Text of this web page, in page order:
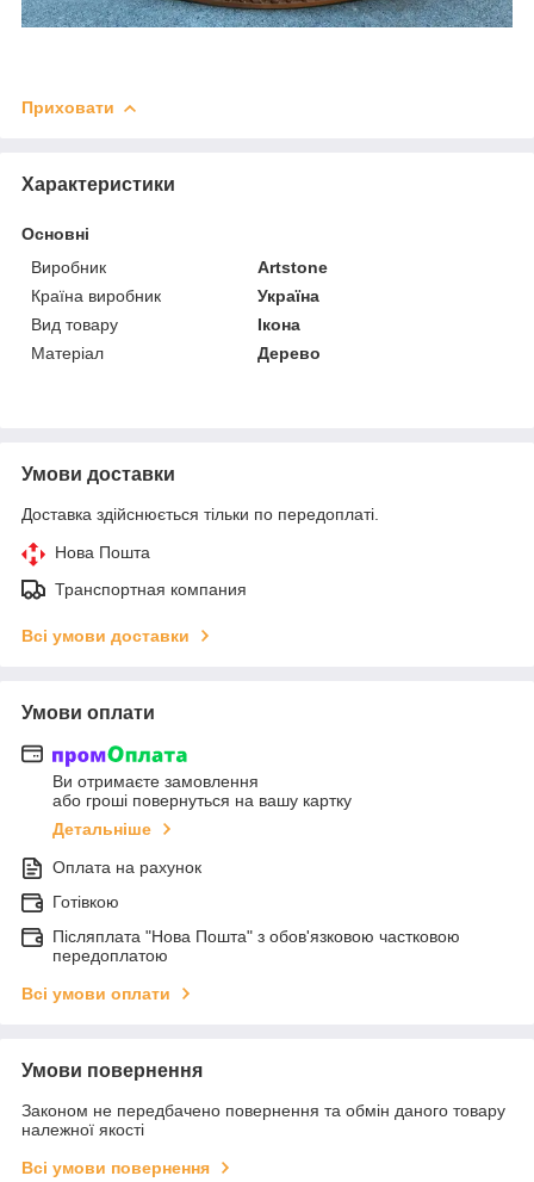
Приховати
Характеристики
Основні
Виробник
Artstone
Країна виробник
Україна
Вид товару
Ікона
Матеріал
Дерево
Умови доставки
Доставка здійснюється тільки по передоплаті.
Нова Пошта
Транспортная компания
Всі умови доставки
Умови оплати
Ви отримаєте замовлення
або гроші повернуться на вашу картку
Детальніше
Оплата на рахунок
Готівкою
Післяплата "Нова Пошта" з обов'язковою частковою
передоплатою
Всі умови оплати
Умови повернення
Законом не передбачено повернення та обмін даного товару
належної якості
Всі умови повернення